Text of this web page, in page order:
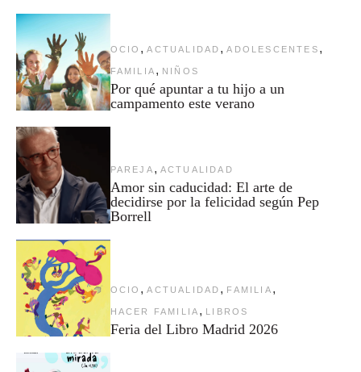
OCIO , ACTUALIDAD , ADOLESCENTES ,
FAMILIA , NIÑOS
Por qué apuntar a tu hijo a un
campamento este verano
PAREJA , ACTUALIDAD
Amor sin caducidad: El arte de
decidirse por la felicidad según Pep
Borrell
OCIO , ACTUALIDAD , FAMILIA ,
HACER FAMILIA , LIBROS
Feria del Libro Madrid 2026